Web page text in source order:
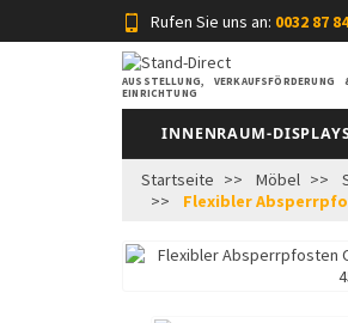
Rufen Sie uns an: 0032 87
AUSSTELLUNG, VERKAUFSFÖRDERUNG
EINRICHTUNG
INNENRAUM-
Startseite Möbel
Flexibler